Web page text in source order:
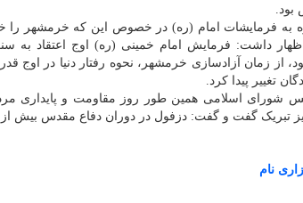
بود.
به فرمایشات امام (ره) در خصوص این که خرمشهر را
اظهار داشت: فرمایش امام خمینی (ره) اوج اعتقاد به
از زمان آزادسازی خرمشهر، نحوه رفتار دنیا در اوج
تغییر پیدا کرد.
شورای اسلامی همین طور روز مقاومت و پایداری
تبریک گفت و گفت: دزفول در دوران دفاع مقدس بیش
نام